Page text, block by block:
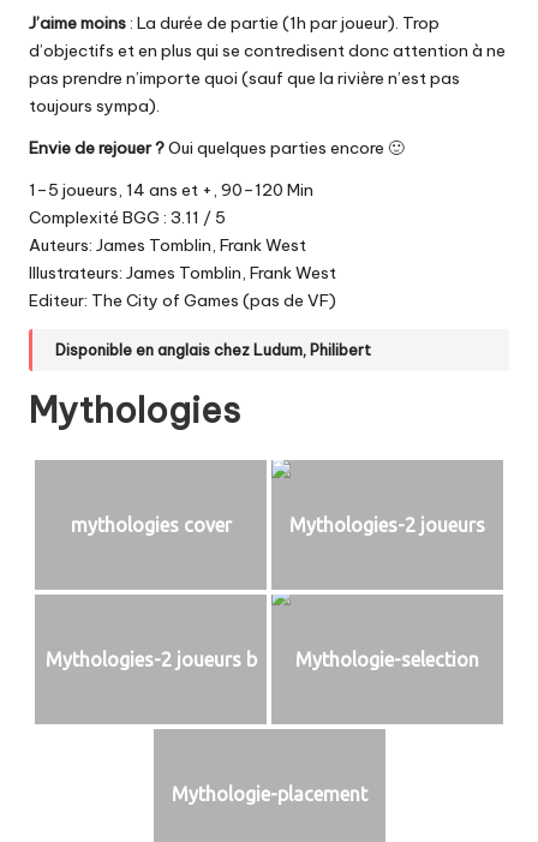
J’aime moins: La durée de partie (1h par joueur). Trop
d’objectifs et en plus qui se contredisent donc attention à ne
pas prendre n’importe quoi (sauf que la rivière n’est pas
toujours sympa).
Envie de rejouer ?Oui quelques parties encore 🙂
1–5 joueurs, 14 ans et +, 90–120 Min
Complexité BGG : 3.11 / 5
Auteurs: James Tomblin, Frank West
Illustrateurs: James Tomblin, Frank West
Editeur: The City of Games (pas de VF)
Disponible en anglais chez Ludum, Philibert
Mythologies
mythologies cover Mythologies-2 joueurs
Mythologies-2 joueurs b Mythologie-selection
Mythologie-placement